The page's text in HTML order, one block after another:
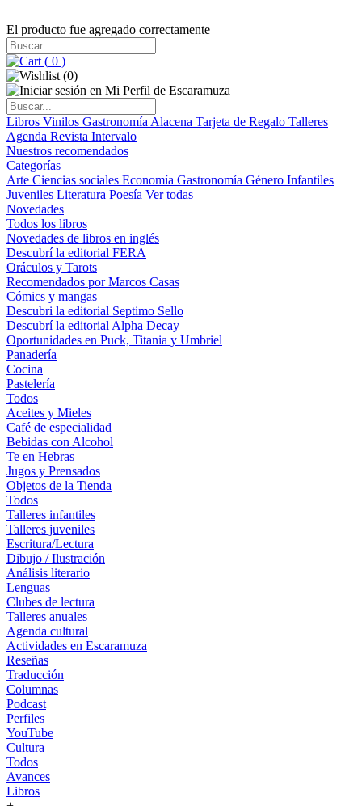
El producto fue agregado correctamente
( 0 )
(0)
Libros Vinilos Gastronomía Alacena Tarjeta de Regalo Talleres
Agenda Revista Intervalo
Nuestros recomendados
Categorías
Arte Ciencias sociales Economía Gastronomía Género Infantiles
Juveniles Literatura Poesía Ver todas
Novedades
Todos los libros
Novedades de libros en inglés
Descubrí la editorial FERA
Oráculos y Tarots
Recomendados por Marcos Casas
Cómics y mangas
Descubri la editorial Septimo Sello
Descubrí la editorial Alpha Decay
Oportunidades en Puck, Titania y Umbriel
Panadería
Cocina
Pastelería
Todos
Aceites y Mieles
Café de especialidad
Bebidas con Alcohol
Te en Hebras
Jugos y Prensados
Objetos de la Tienda
Todos
Talleres infantiles
Talleres juveniles
Escritura/Lectura
Dibujo / Ilustración
Análisis literario
Lenguas
Clubes de lectura
Talleres anuales
Agenda cultural
Actividades en Escaramuza
Reseñas
Traducción
Columnas
Podcast
Perfiles
YouTube
Cultura
Todos
Avances
Libros